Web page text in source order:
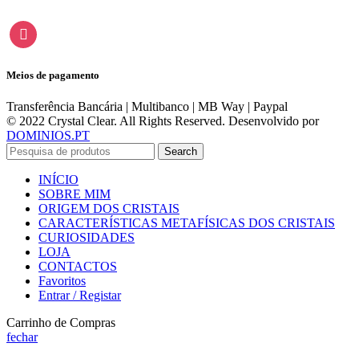
instagram
Meios de pagamento
Transferência Bancária | Multibanco | MB Way | Paypal
© 2022 Crystal Clear. All Rights Reserved. Desenvolvido por
DOMINIOS.PT
Search
INÍCIO
SOBRE MIM
ORIGEM DOS CRISTAIS
CARACTERÍSTICAS METAFÍSICAS DOS CRISTAIS
CURIOSIDADES
LOJA
CONTACTOS
Favoritos
Entrar / Registar
Carrinho de Compras
fechar